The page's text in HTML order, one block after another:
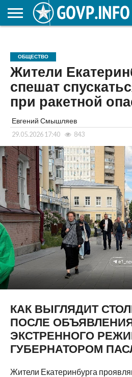
ОБРАЗОВАНИЕ
ОБЩЕСТВО
Жители
спешат
при ракетной
Евгений Смышляев
29.05.2026 17:40 843
КАК ВЫГЛЯДИТ
ПОСЛЕ
ЭКСТРЕННОГО
ГУБЕРНАТОРОМ
Жители Екатеринбурга